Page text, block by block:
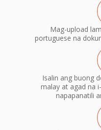
Mag-upload
portuguese na
Isalin ang buong
malay at agad na
napapanatili